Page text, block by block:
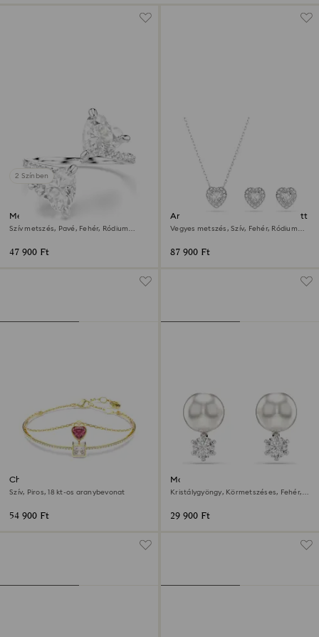
2 Színben
Mesmera nyitott gyűrű
Szív metszés, Pavé, Fehér, Ródium
47 900 Ft
Ariana Grande x Swarovski szett
Vegyes metszés, Szív, Fehér, Ródium
87 900 Ft
Chroma karperec
Szív, Piros, 18 kt-os aranybevonat
54 900 Ft
Matrix bedugós fülbevaló
Kristálygyöngy, Körmetszéses, Fehér,
29 900 Ft